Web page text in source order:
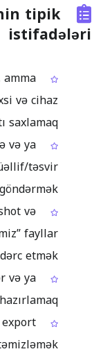
tipik
istifadələri
və cihaz
saxlamaq
və ya
təsvir
və
fayllar
etmək
və ya